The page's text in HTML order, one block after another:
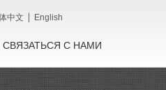
中文 English
СВЯЗАТЬСЯ С НАМИ